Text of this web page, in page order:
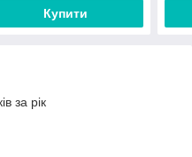
Купити
за рік